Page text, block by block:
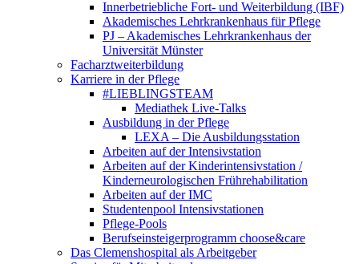
Innerbetriebliche Fort- und Weiterbildung (IBF)
Akademisches Lehrkrankenhaus für Pflege
PJ – Akademisches Lehrkrankenhaus der
Universität Münster
Facharztweiterbildung
Karriere in der Pflege
#LIEBLINGSTEAM
Mediathek Live-Talks
Ausbildung in der Pflege
LEXA – Die Ausbildungsstation
Arbeiten auf der Intensivstation
Arbeiten auf der Kinderintensivstation /
Kinderneurologischen Frührehabilitation
Arbeiten auf der IMC
Studentenpool Intensivstationen
Pflege-Pools
Berufseinsteigerprogramm choose&care
Das Clemenshospital als Arbeitgeber